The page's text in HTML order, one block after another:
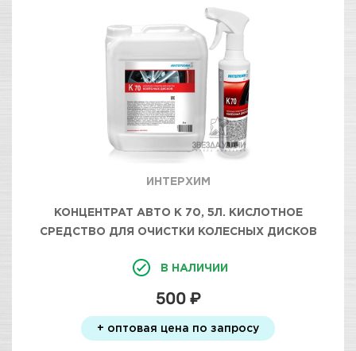
ИНТЕРХИМ
КОНЦЕНТРАТ АВТО К 70, 5Л. КИСЛОТНОЕ
СРЕДСТВО ДЛЯ ОЧИСТКИ КОЛЕСНЫХ ДИСКОВ
В НАЛИЧИИ
500 ₽
+ оптовая цена по запросу